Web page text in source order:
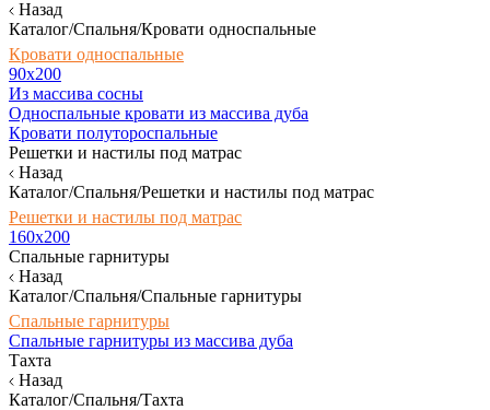
Назад
Каталог/Спальня/Кровати односпальные
Кровати односпальные
90х200
Из массива сосны
Односпальные кровати из массива дуба
Кровати полутороспальные
Решетки и настилы под матрас
Назад
Каталог/Спальня/Решетки и настилы под матрас
Решетки и настилы под матрас
160х200
Спальные гарнитуры
Назад
Каталог/Спальня/Спальные гарнитуры
Спальные гарнитуры
Спальные гарнитуры из массива дуба
Тахта
Назад
Каталог/Спальня/Тахта